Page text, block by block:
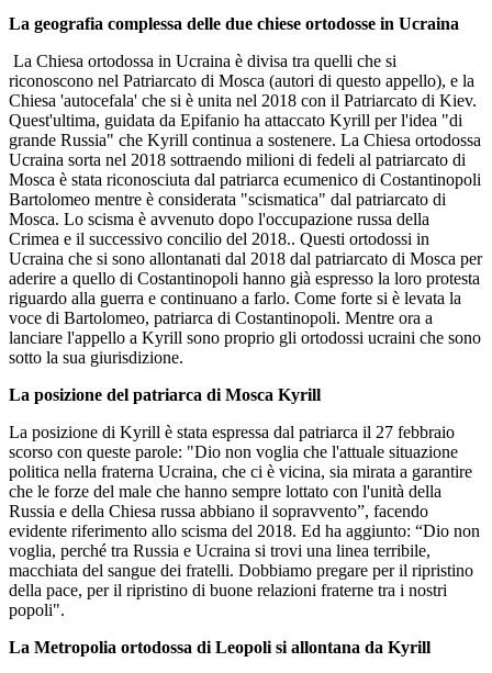
La geografia complessa delle due chiese ortodosse in Ucraina
La Chiesa ortodossa in Ucraina è divisa tra quelli che si
riconoscono nel Patriarcato di Mosca (autori di questo appello), e la
Chiesa 'autocefala' che si è unita nel 2018 con il Patriarcato di Kiev.
Quest'ultima, guidata da Epifanio ha attaccato Kyrill per l'idea "di
grande Russia" che Kyrill continua a sostenere. La Chiesa ortodossa
Ucraina sorta nel 2018 sottraendo milioni di fedeli al patriarcato di
Mosca è stata riconosciuta dal patriarca ecumenico di Costantinopoli
Bartolomeo mentre è considerata "scismatica" dal patriarcato di
Mosca. Lo scisma è avvenuto dopo l'occupazione russa della
Crimea e il successivo concilio del 2018.. Questi ortodossi in
Ucraina che si sono allontanati dal 2018 dal patriarcato di Mosca per
aderire a quello di Costantinopoli hanno già espresso la loro protesta
riguardo alla guerra e continuano a farlo. Come forte si è levata la
voce di Bartolomeo, patriarca di Costantinopoli. Mentre ora a
lanciare l'appello a Kyrill sono proprio gli ortodossi ucraini che sono
sotto la sua giurisdizione.
La posizione del patriarca di Mosca Kyrill
La posizione di Kyrill è stata espressa dal patriarca il 27 febbraio
scorso con queste parole: "Dio non voglia che l'attuale situazione
politica nella fraterna Ucraina, che ci è vicina, sia mirata a garantire
che le forze del male che hanno sempre lottato con l'unità della
Russia e della Chiesa russa abbiano il sopravvento”, facendo
evidente riferimento allo scisma del 2018. Ed ha aggiunto: “Dio non
voglia, perché tra Russia e Ucraina si trovi una linea terribile,
macchiata del sangue dei fratelli. Dobbiamo pregare per il ripristino
della pace, per il ripristino di buone relazioni fraterne tra i nostri
popoli".
La Metropolia ortodossa di Leopoli si allontana da Kyrill